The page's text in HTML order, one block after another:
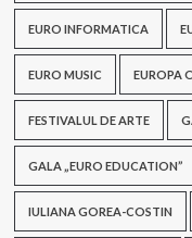
EURO INFORMATICA
EURO MUSIC EUROPA
FESTIVALUL DE ARTE
GALA „EURO EDUCATION”
IULIANA GOREA-COSTIN